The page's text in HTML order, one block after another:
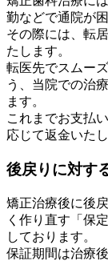
勤などで通院が
その際には、転
たします。
転医先でスムー
う、当院での治
ます。
これまでお支払
応じて返金いた
後戻りに対す
矯正治療後に後
く作り直す「保
しております。
保証期間は治療